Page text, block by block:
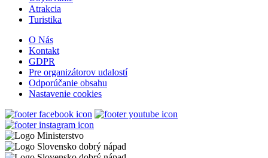
Šamorín, Január 01
Festival Koncert
Bazový festival
Kyselica, September 05
Festival Koncert
Atrakcia
Turistika
O Nás
Kontakt
GDPR
Pre organizátorov udalostí
Odporúčanie obsahu
Nastavenie cookies